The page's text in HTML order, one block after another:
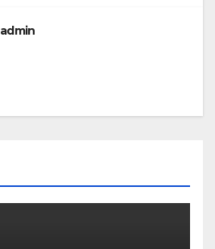
admin